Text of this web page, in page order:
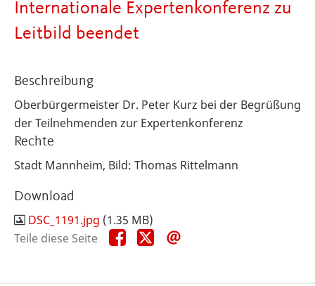
Internationale Expertenkonferenz zu
Leitbild beendet
Beschreibung
Oberbürgermeister Dr. Peter Kurz bei der Begrüßung
der Teilnehmenden zur Expertenkonferenz
Rechte
Stadt Mannheim, Bild: Thomas Rittelmann
Download
DSC_1191.jpg (1.35 MB)
Teile diese Seite
Teile
diese
Teile
diese